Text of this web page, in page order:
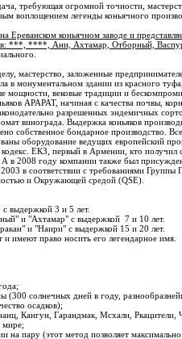
требующая огромной точности,
воплощением легенды коньячного
Ереванском коньячном заводе и
***, ****, Ани, Ахтамар, Отборный,
мастерство, заложенные
в монументальном здании из красного
мощности, вековые традиции и
АРАРАТ, начиная с качества почвы,
разрешенных эндемичных
винограда. Выдержка коньяков
собственное бондарное производство.
оборудование ведущих европейский
ЕКЗ, первый в Армении, кто получил
2008 году компании также был
в соответствии с требованиями Группы
и Окружающей средой (QSE).
выдержкой 3 и 5 лет.
и "Ахтамар" с выдержкой 7 и 10 лет.
и "Наири" с выдержкой 15 и 20 лет.
имеют право носить его легендарное имя.
(300 солнечных дней в году,
осадков);
Кангун, Гарандмак, Мсхали,
мире;
на пару (этот метод позволяет